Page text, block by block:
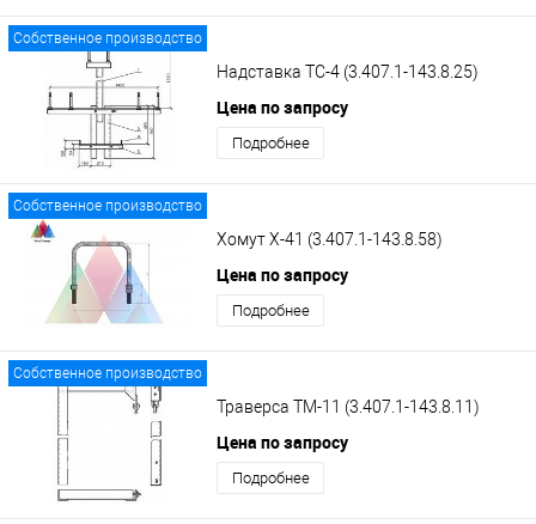
Собственное производство
Надставка ТС-4 (3.407.1-143.8.25)
Цена по запросу
Подробнее
Собственное производство
Хомут Х-41 (3.407.1-143.8.58)
Цена по запросу
Подробнее
Собственное производство
Траверса ТМ-11 (3.407.1-143.8.11)
Цена по запросу
Подробнее